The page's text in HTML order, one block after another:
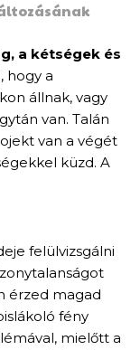
a kétségek és
hogy a
állnak, vagy
van. Talán
van a végét
küzd. A
felülvizsgálni
érzed magad
fény
mielőtt a